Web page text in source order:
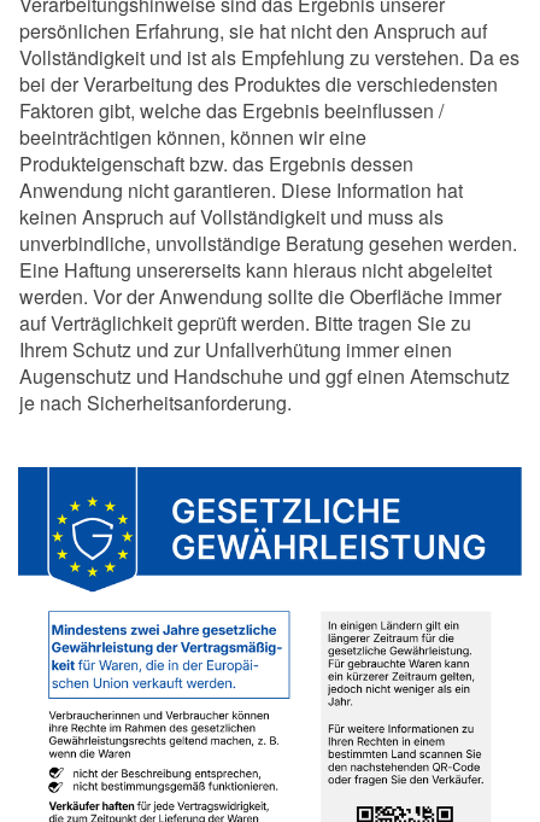
persönlichen Erfahrung, sie hat nicht den Anspruch auf
Vollständigkeit und ist als Empfehlung zu verstehen. Da es
bei der Verarbeitung des Produktes die verschiedensten
Faktoren gibt, welche das Ergebnis beeinflussen /
beeinträchtigen können, können wir eine
Produkteigenschaft bzw. das Ergebnis dessen
Anwendung nicht garantieren. Diese Information hat
keinen Anspruch auf Vollständigkeit und muss als
unverbindliche, unvollständige Beratung gesehen werden.
Eine Haftung unsererseits kann hieraus nicht abgeleitet
werden. Vor der Anwendung sollte die Oberfläche immer
auf Verträglichkeit geprüft werden. Bitte tragen Sie zu
Ihrem Schutz und zur Unfallverhütung immer einen
Augenschutz und Handschuhe und ggf einen Atemschutz
je nach Sicherheitsanforderung.